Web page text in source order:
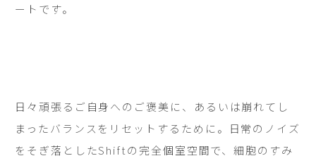
ートです。
日々頑張るご自身へのご褒美に、あるいは崩れてし
まったバランスをリセットするために。日常のノイズ
をそぎ落としたShiftの完全個室空間で、細胞のすみ